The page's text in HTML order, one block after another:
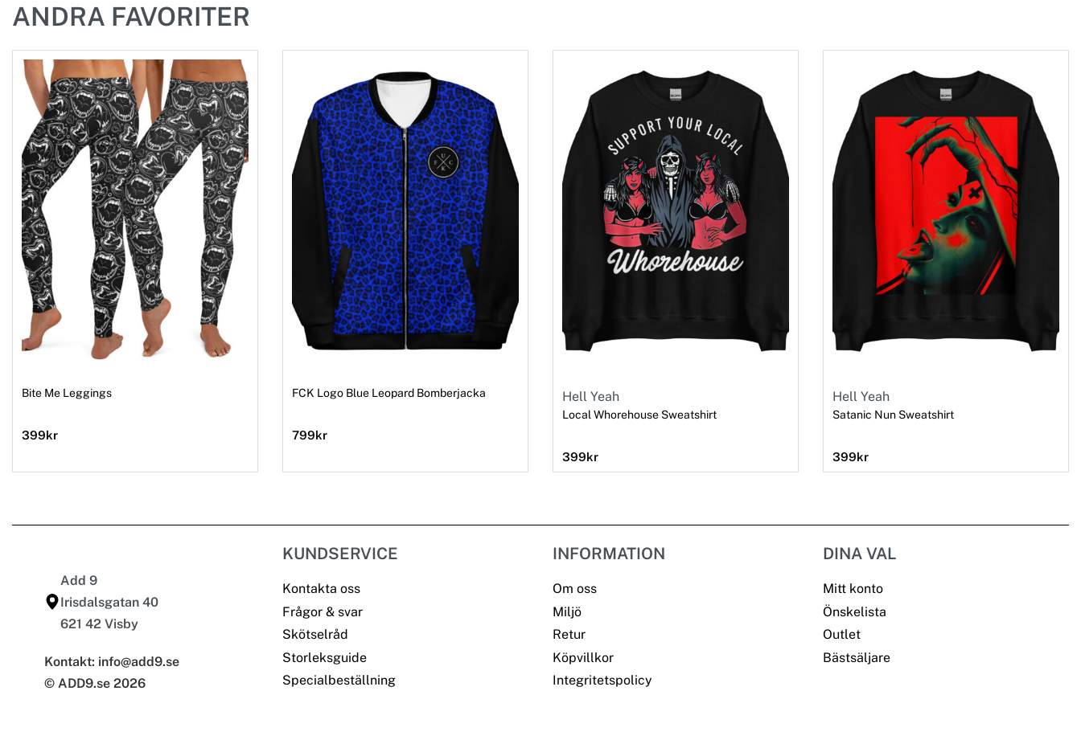
ANDRA FAVORITER
Bite Me Leggings
399kr
FCK Logo Blue Leopard Bomberjacka
799kr
Hell Yeah
Local Whorehouse Sweatshirt
399kr
Hell Yeah
Satanic Nun Sweatshirt
399kr
Add 9
Irisdalsgatan 40
621 42 Visby
Kontakt: info@add9.se
© ADD9.se 2026
KUNDSERVICE
Kontakta oss
Frågor & svar
Skötselråd
Storleksguide
Specialbeställning
INFORMATION
Om oss
Miljö
Retur
Köpvillkor
Integritetspolicy
DINA VAL
Mitt konto
Önskelista
Outlet
Bästsäljare